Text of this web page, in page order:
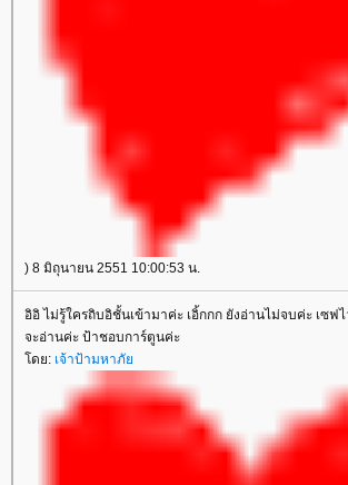
) 8 มิถุนายน 2551 10:00:53 น.
อิอิ ไม่รู้ใครถิบอิชั้นเข้ามาค่ะ เอิ้กกก ยังอ่านไม่จบค่ะ เซฟ
จะอ่านค่ะ ป้าชอบการ์ตูนค่ะ
ดย: เจ้าป้ามหาภั